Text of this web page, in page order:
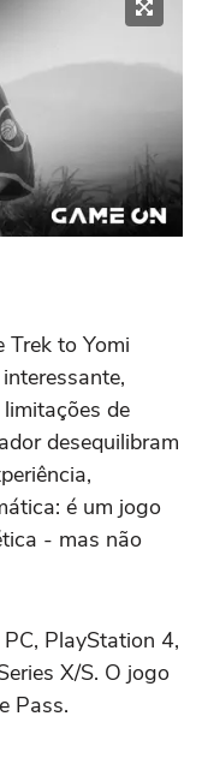
Trek to Yomi
de
desequilibram
é um jogo
- mas não
PlayStation 4,
X/S. O jogo
Pass.